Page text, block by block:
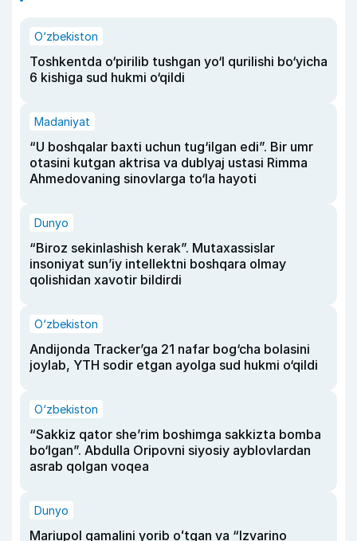
O‘zbekiston
Toshkentda o‘pirilib tushgan yo‘l qurilishi bo‘yicha
6 kishiga sud hukmi o‘qildi
Madaniyat
“U boshqalar baxti uchun tug‘ilgan edi”. Bir umr
otasini kutgan aktrisa va dublyaj ustasi Rimma
Ahmedovaning sinovlarga to‘la hayoti
Dunyo
“Biroz sekinlashish kerak”. Mutaxassislar
insoniyat sun’iy intellektni boshqara olmay
qolishidan xavotir bildirdi
O‘zbekiston
Andijonda Tracker’ga 21 nafar bog‘cha bolasini
joylab, YTH sodir etgan ayolga sud hukmi o‘qildi
O‘zbekiston
“Sakkiz qator she’rim boshimga sakkizta bomba
bo‘lgan”. Abdulla Oripovni siyosiy ayblovlardan
asrab qolgan voqea
Dunyo
Mariupol qamalini yorib oʻtgan va “Izvarino